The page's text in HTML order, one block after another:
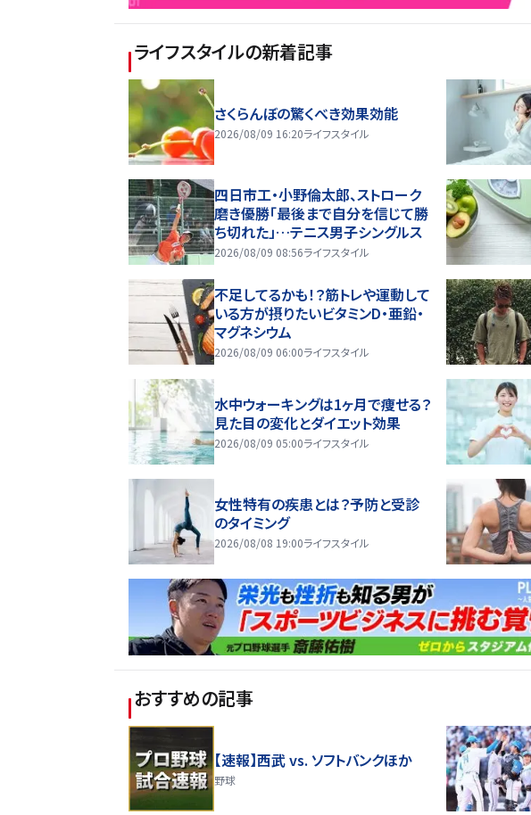
ライフスタイルの新着記事
さくらんぼの驚くべき効果効能
2026/08/09 16:20ライフスタイル
四日市工・小野倫太郎、ストローク
磨き優勝「最後まで自分を信じて勝
ち切れた」…テニス男子シングルス
2026/08/09 08:56ライフスタイル
不足してるかも！？筋トレや運動して
いる方が摂りたいビタミンD・亜鉛・
マグネシウム
2026/08/09 06:00ライフスタイル
水中ウォーキングは1ヶ月で痩せる？
見た目の変化とダイエット効果
2026/08/09 05:00ライフスタイル
女性特有の疾患とは？予防と受診
のタイミング
2026/08/08 19:00ライフスタイル
おすすめの記事
【速報】西武 vs. ソフトバンクほか
野球